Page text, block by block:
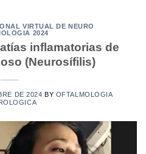
VIRTUAL DE NEURO
2024
inflamatorias de
(Neurosífilis)
DE 2024 BY OFTALMOLOGIA